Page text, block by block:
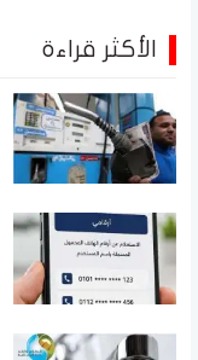
الأكثر قراءة